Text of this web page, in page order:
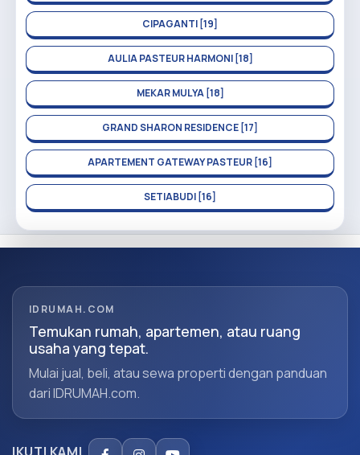
CIPAGANTI [19]
AULIA PASTEUR HARMONI [18]
MEKAR MULYA [18]
GRAND SHARON RESIDENCE [17]
APARTEMENT GATEWAY PASTEUR [16]
SETIABUDI [16]
IDRUMAH.COM
Temukan rumah, apartemen, atau ruang
usaha yang tepat.
Mulai jual, beli, atau sewa properti dengan panduan
dari IDRUMAH.com.
IKUTI KAMI